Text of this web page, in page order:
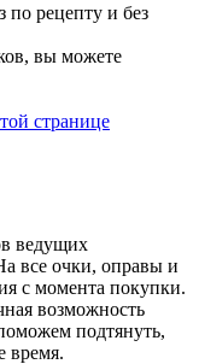
по рецепту и без
вы можете
странице
ведущих
все очки, оправы и
с момента покупки.
возможность
подтянуть,
время.